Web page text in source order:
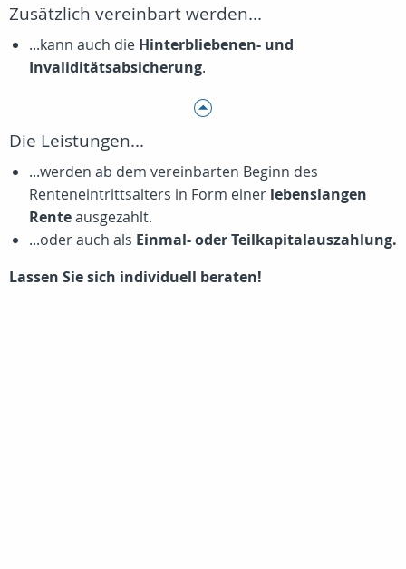
Zusätzlich vereinbart werden...
...kann auch die Hinterbliebenen- und
Invaliditätsabsicherung.
Die Leistungen...
...werden ab dem vereinbarten Beginn des
Renteneintrittsalters in Form einer lebenslangen
Renteausgezahlt.
...oder auch als Einmal- oder Teilkapitalauszahlung.
Lassen Sie sich individuell beraten!